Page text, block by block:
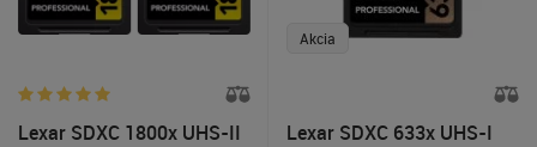
Lexar SDXC 1800x UHS-II
Akcia
Lexar SDXC 633x UHS-I